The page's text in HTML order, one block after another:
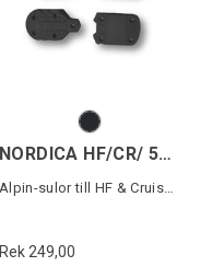
NORDICA HF/CR/ 5355 PU SOLES
Alpin-sulor till HF & Cruise (1 par)
Rek 249,00